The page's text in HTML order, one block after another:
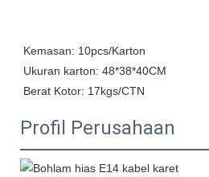
Kemasan: 10pcs/Karton
Ukuran karton: 48*38*40CM
Profil Perusahaan